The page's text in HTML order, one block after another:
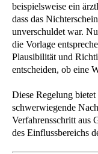
beispielsweise ein
dass das
unverschuldet war.
die Vorlage
Plausibilität und
entscheiden, ob eine
Diese Regelung
schwerwiegende
Verfahrensschritt aus
des Einflussbereichs